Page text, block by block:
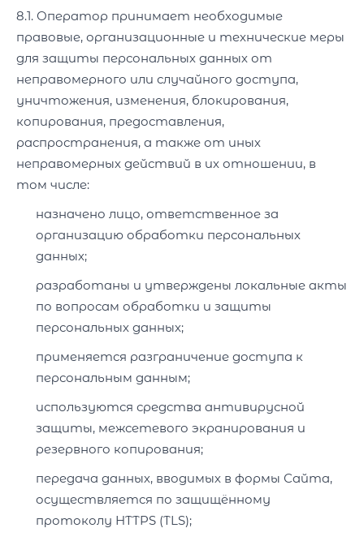
8.1. Оператор принимает необходимые
правовые, организационные и технические меры
для защиты персональных данных от
неправомерного или случайного доступа,
уничтожения, изменения, блокирования,
копирования, предоставления,
распространения, а также от иных
неправомерных действий в их отношении, в
том числе:
назначено лицо, ответственное за
организацию обработки персональных
данных;
разработаны и утверждены локальные акты
по вопросам обработки и защиты
персональных данных;
применяется разграничение доступа к
персональным данным;
используются средства антивирусной
защиты, межсетевого экранирования и
резервного копирования;
передача данных, вводимых в формы Сайта,
осуществляется по защищённому
протоколу HTTPS (TLS);